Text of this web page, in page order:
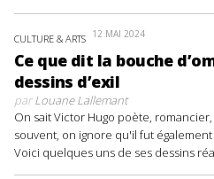
CULTURE & ARTS 12 MAI 2024
Ce que dit la bouche
dessins d’exil
parLouane Lallemant
On sait Victor Hugo poète,
souvent, on ignore qu'il fut
Voici quelques uns de ses dessins